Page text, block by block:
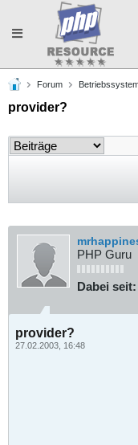
Toggle
navigation
Forum
provider?
PHP Guru
Dabei seit:
provider?
27.02.2003, 16:48